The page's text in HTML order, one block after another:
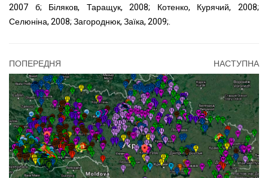
2007 б; Біляков, Таращук, 2008; Котенко, Курячий, 2008;
Селюніна, 2008; Загороднюк, Заїка, 2009;.
ПОПЕРЕДНЯ НАСТУПНА